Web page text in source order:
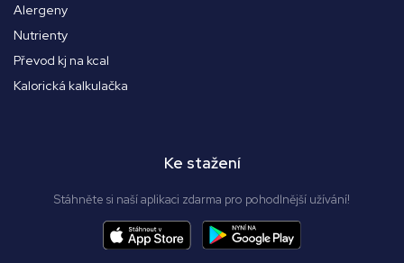
Alergeny
Nutrienty
Převod kj na kcal
Kalorická kalkulačka
Ke stažení
Stáhněte si naší aplikaci zdarma pro pohodlnější užívání!